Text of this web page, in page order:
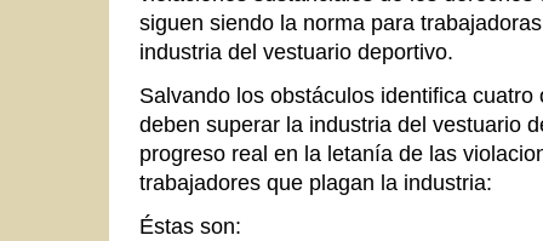
siguen siendo la norma para
industria del vestuario deportivo.
Salvando los obstáculos identifica
deben superar la industria del vestuario
progreso real en la letanía de las
trabajadores que plagan la industria:
Éstas son: